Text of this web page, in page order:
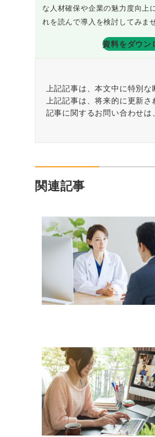
な人材確保や企業の魅力度向上
れを読んで導入を検討してみま
資料をダウン
上記記事は、本文中に特別
上記記事は、将来的に更新
記事に関するお問い合わせは
関連記事